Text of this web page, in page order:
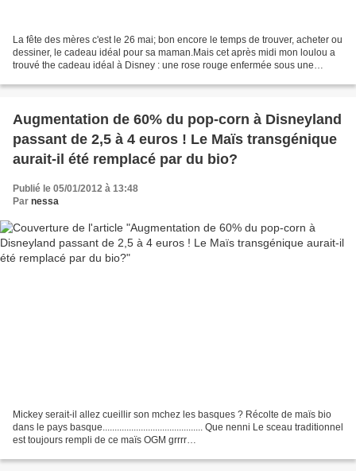
La fête des mères c'est le 26 mai; bon encore le temps de trouver, acheter ou
dessiner, le cadeau idéal pour sa maman.Mais cet après midi mon loulou a
trouvé the cadeau idéal à Disney : une rose rouge enfermée sous une
Augmentation de 60% du pop-corn à Disneyland
passant de 2,5 à 4 euros ! Le Maïs transgénique
aurait-il été remplacé par du bio?
Publié le 05/01/2012 à 13:48
Par nessa
Mickey serait-il allez cueillir son mchez les basques ? Récolte de maïs bio
dans le pays basque.......................................... Que nenni Le sceau traditionnel
est toujours rempli de ce maïs OGM grrrr